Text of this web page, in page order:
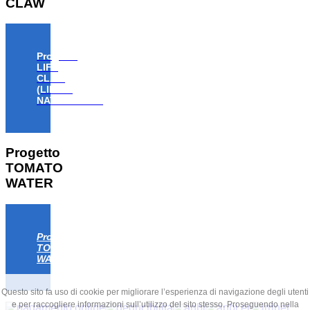
CLAW
Progetto
LIFE
CLAW
(LIFE18
NAT/IT/000806)
Progetto
TOMATO
WATER
Progetto
TOMATO
WATER
Questo sito fa uso di cookie per migliorare l’esperienza di navigazione degli utenti
e per raccogliere informazioni sull’utilizzo del sito stesso. Proseguendo nella